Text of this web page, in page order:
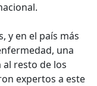
y en el país más
una
resto de los
expertos a este